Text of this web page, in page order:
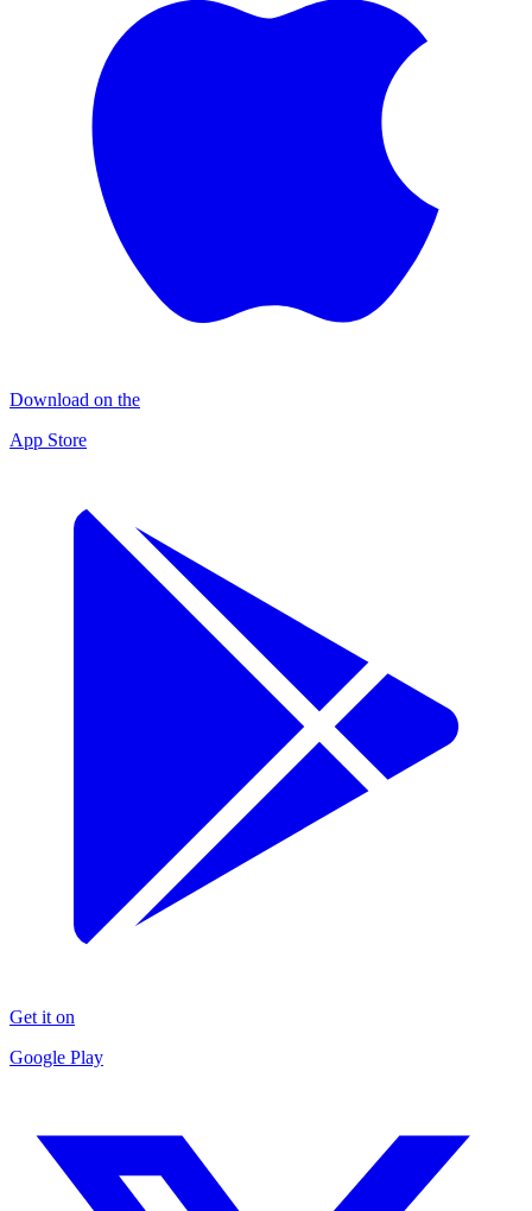
Download on the
App Store
Get it on
Google Play